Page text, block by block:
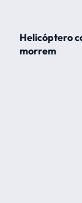
Helicóptero
morrem